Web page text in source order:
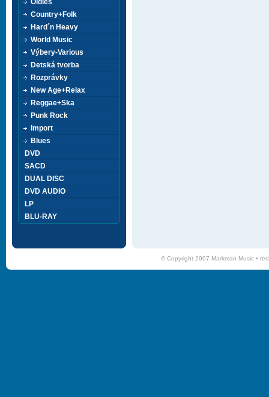
Oldies
Country+Folk
Hard´n Heavy
World Music
Výbery-Various
Detská tvorba
Rozprávky
New Age+Relax
Reggae+Ska
Punk Rock
Import
Blues
DVD
SACD
DUAL DISC
DVD AUDIO
LP
BLU-RAY
© Copyright 2007 Markman Music •